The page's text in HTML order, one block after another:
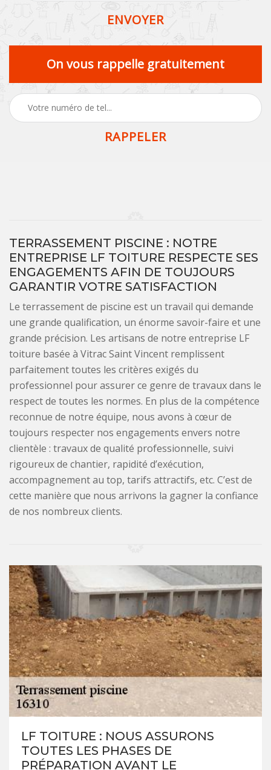
On vous rappelle gratuitement
TERRASSEMENT PISCINE : NOTRE
ENTREPRISE LF TOITURE RESPECTE SES
ENGAGEMENTS AFIN DE TOUJOURS
GARANTIR VOTRE SATISFACTION
Le terrassement de piscine est un travail qui demande
une grande qualification, un énorme savoir-faire et une
grande précision. Les artisans de notre entreprise LF
toiture basée à Vitrac Saint Vincent remplissent
parfaitement toutes les critères exigés du
professionnel pour assurer ce genre de travaux dans le
respect de toutes les normes. En plus de la compétence
reconnue de notre équipe, nous avons à cœur de
toujours respecter nos engagements envers notre
clientèle : travaux de qualité professionnelle, suivi
rigoureux de chantier, rapidité d’exécution,
accompagnement au top, tarifs attractifs, etc. C’est de
cette manière que nous arrivons la gagner la confiance
de nos nombreux clients.
LF TOITURE : NOUS ASSURONS
TOUTES LES PHASES DE
PRÉPARATION AVANT LE